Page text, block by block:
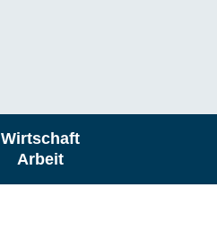
Wirtschaft
Arbeit